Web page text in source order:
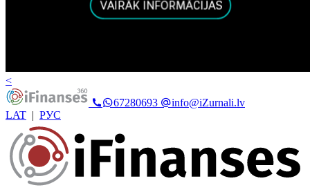
<
67280693
info@iZurnali.lv
LAT | РУС